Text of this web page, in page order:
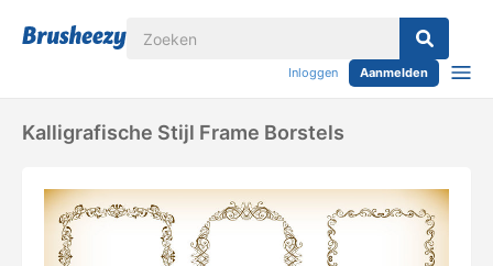
Inloggen Aanmelden
Kalligrafische Stijl Frame Borstels